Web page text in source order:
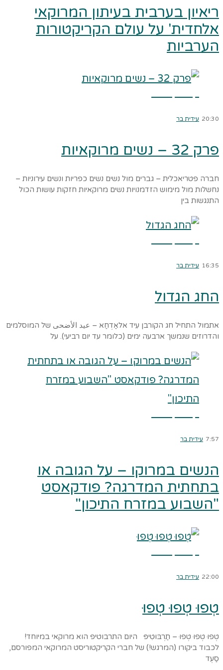
ריאיון בערבית בעיתון המרוקאי
אלחדית' על עולם הקריקטורות
הערביות
20:30 עידית בר
פרק 32 – נשים מרוקאיות
חברה פטריאכלית – גברים מול נשים נשים כפריות ונשים עירוניות –
נחשלות מול מימוש הזדמנויות נשים מרוקאיות חזקות עושות הכול
התנגשות בין
16:35 עידית בר
החג הגדול
אתמול התחיל חג הקורבן עִיד אלאַדְחַא – عيد الأضحى של המוסלמים
והדרוזים שנמשך ארבעה ימים (כלומר עד יום רביעי). על
7:57 עידית בר
הנשים במרוקו – על הגובה או
בתחתית המדרגה? פודקאסט
"השבוע במזרח התיכון"
22:00 עידית בר
טְפוּ טְפוּ טְפוּ
טְפוּ טְפוּ טְפוּ – תַרְבּוּטִיפּ היום התרבוטיפ הוא מרוקאי במיוחד!
לכבוד ביקורו (המרגש!) של חברי הקריקטוריסט המרוקאי המפורסם,
סַעְד